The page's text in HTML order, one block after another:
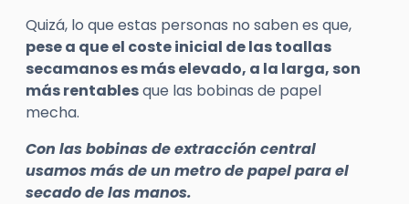
Quizá, lo que estas personas no saben es que,
pese a que el coste inicial de las toallas
secamanos es más elevado, a la larga, son
más rentablesque las bobinas de papel
mecha.
Con las bobinas de extracción central
usamos más de un metro de papel para el
secado de las manos.